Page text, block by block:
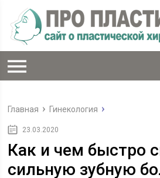
Главная Гинекология
23.03.2020
Как и чем быстро
сильную зубную